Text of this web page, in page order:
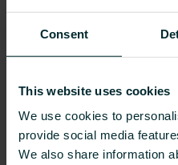
Consent
This website uses cookies
We use cookies to
provide social media
We also share information